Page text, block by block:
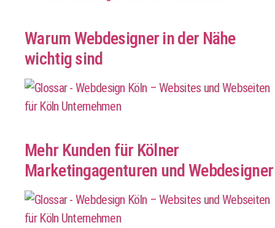
Warum Webdesigner in der Nähe
wichtig sind
Mehr Kunden für Kölner
Marketingagenturen und Webdesigner